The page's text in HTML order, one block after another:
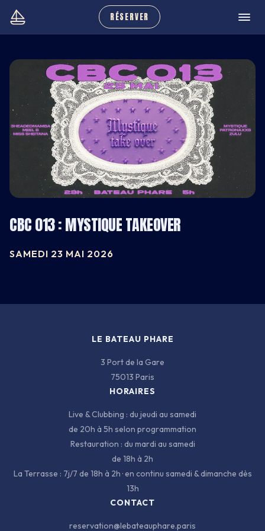
RÉSERVER
CARNET
CARTE
INFOS
3 PORT DE LA GARE · 75013 PARIS
CBC 013 : MYSTIQUE TAKEOVER
SAMEDI 23 MAI 2026
LE BATEAU PHARE
3 Port de la Gare
75013 Paris
HORAIRES
Live & Clubbing : du jeudi au samedi
de 20h à 5h selon programmation
Restauration : du mardi au samedi
de 18h à 2h
La Terrasse : 7j/7 de 18h à 2h · en continu samedi & dimanche dès
13h
CONTACT
reservation@lebateauphare.paris